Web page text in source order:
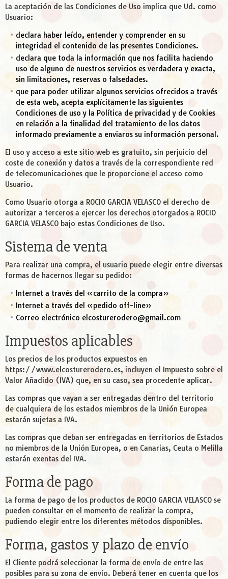
La aceptación de las Condiciones de Uso implica que Ud. como
Usuario:
declara haber leído, entender y comprender en su
integridad el contenido de las presentes Condiciones.
declara que toda la información que nos facilita haciendo
uso de alguno de nuestros servicios es verdadera y exacta,
sin limitaciones, reservas o falsedades.
que para poder utilizar algunos servicios ofrecidos a través
de esta web, acepta explícitamente las siguientes
Condiciones de uso y la Política de privacidad y de Cookies
en relación a la finalidad del tratamiento de los datos
informado previamente a enviaros su información personal.
El uso y acceso a este sitio web es gratuito, sin perjuicio del
coste de conexión y datos a través de la correspondiente red
de telecomunicaciones que le proporcione el acceso como
Usuario.
Como Usuario otorga a ROCIO GARCIA VELASCO el derecho de
autorizar a terceros a ejercer los derechos otorgados a ROCIO
GARCIA VELASCO bajo estas Condiciones de Uso.
Sistema de venta
Para realizar una compra, el usuario puede elegir entre diversas
formas de hacernos llegar su pedido:
Internet a través del «carrito de la compra»
Internet a través del «pedido off-line»
Correo electrónico elcosturerodero@gmail.com
Impuestos aplicables
Los precios de los productos expuestos en
https://www.elcosturerodero.es, incluyen el Impuesto sobre el
Valor Añadido (IVA) que, en su caso, sea procedente aplicar.
Las compras que vayan a ser entregadas dentro del territorio
de cualquiera de los estados miembros de la Unión Europea
estarán sujetas a IVA.
Las compras que deban ser entregadas en territorios de Estados
no miembros de la Unión Europea, o en Canarias, Ceuta o Melilla
estarán exentas del IVA.
Forma de pago
La forma de pago de los productos de ROCIO GARCIA VELASCO se
pueden consultar en el momento de realizar la compra,
pudiendo elegir entre los diferentes métodos disponibles.
Forma, gastos y plazo de envío
El Cliente podrá seleccionar la forma de envío de entre las
posibles para su zona de envío. Deberá tener en cuenta que los